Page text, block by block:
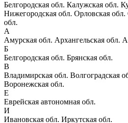
Белгородская обл. Калужская обл.
Нижегородская обл. Орловская обл.
обл.
А
Амурская обл. Архангельская обл.
Б
Белгородская обл. Брянская обл.
В
Владимирская обл. Волгоградская
Воронежская обл.
Е
Еврейская автономная обл.
И
Ивановская обл. Иркутская обл.